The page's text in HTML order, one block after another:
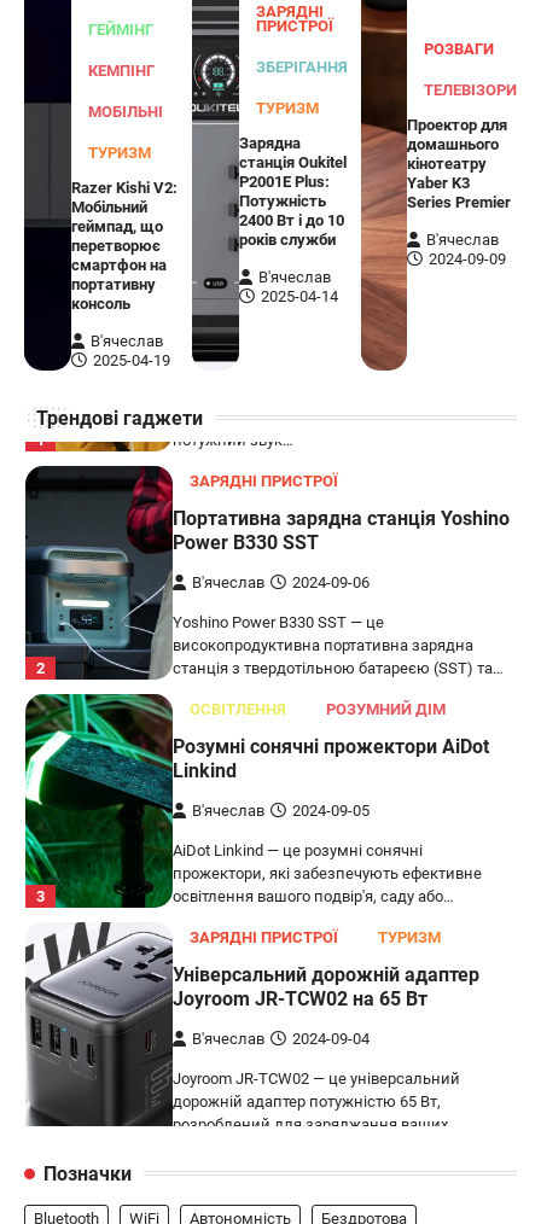
ГЕЙМІНГ
КЕМПІНГ
МОБІЛЬНІ
ТУРИЗМ
Razer Kishi V2:
Мобільний
геймпад, що
перетворює
смартфон на
портативну
консоль
В'ячеслав
2025-04-19
ЗАРЯДНІ
ПРИСТРОЇ
ЗБЕРІГАННЯ
ТУРИЗМ
Зарядна
станція Oukitel
P2001E Plus:
Потужність
2400 Вт і до 10
років служби
В'ячеслав
2025-04-14
РОЗВАГИ
ТЕЛЕВІЗОРИ
Проектор для
домашнього
кінотеатру
Yaber K3
Series Premier
В'ячеслав
2024-09-09
Трендові гаджети
ГЕЙМІНГ
Бездротовий контролер 8BitDo Lite
SE 2.4G для Xbox
В'ячеслав 2024-09-03
8BitDo Lite SE 2.4G — це компактний
бездротовий контролер, розроблений
спеціально для Xbox. Завдяки своєму…
1
АУДІО КОЛОНКИ
Бездротова колонка LG XBOOM Go
XG2T
В'ячеслав 2024-09-07
бездротова колонка, яка поєднує в собі
потужний звук…
2
ЗАРЯДНІ ПРИСТРОЇ
Портативна зарядна станція Yoshino
Power B330 SST
В'ячеслав 2024-09-06
Yoshino Power B330 SST — це
високопродуктивна портативна зарядна
станція з твердотільною батареєю (SST) та…
3
ОСВІТЛЕННЯ РОЗУМНИЙ ДІМ
Розумні сонячні прожектори AiDot
Linkind
В'ячеслав 2024-09-05
AiDot Linkind — це розумні сонячні
прожектори, які забезпечують ефективне
освітлення вашого подвір'я, саду або…
ЗАРЯДНІ ПРИСТРОЇ ТУРИЗМ
Універсальний дорожній адаптер
Joyroom JR-TCW02 на 65 Вт
В'ячеслав 2024-09-04
Joyroom JR-TCW02 — це універсальний
дорожній адаптер потужністю 65 Вт,
розроблений для заряджання ваших
Позначки
Bluetooth WiFi Автономність
Бездротова